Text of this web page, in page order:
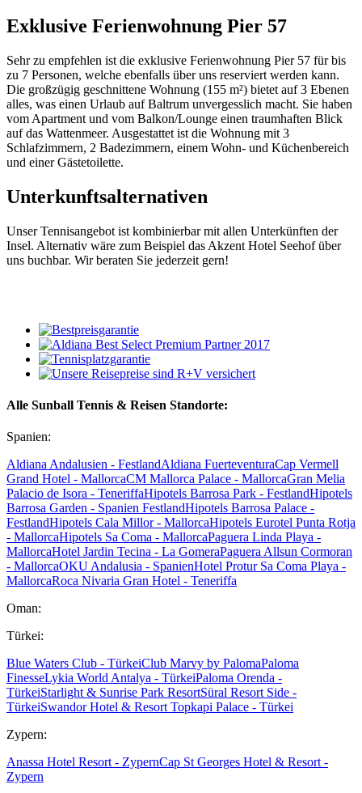
Exklusive Ferienwohnung Pier 57
Sehr zu empfehlen ist die exklusive Ferienwohnung Pier 57 für bis
zu 7 Personen, welche ebenfalls über uns reserviert werden kann.
Die großzügig geschnittene Wohnung (155 m²) bietet auf 3 Ebenen
alles, was einen Urlaub auf Baltrum unvergesslich macht. Sie haben
vom Apartment und vom Balkon/Lounge einen traumhaften Blick
auf das Wattenmeer. Ausgestattet ist die Wohnung mit 3
Schlafzimmern, 2 Badezimmern, einem Wohn- und Küchenbereich
und einer Gästetoilette.
Unterkunftsalternativen
Unser Tennisangebot ist kombinierbar mit allen Unterkünften der
Insel. Alternativ wäre zum Beispiel das Akzent Hotel Seehof über
uns buchbar. Wir beraten Sie jederzeit gern!
Alle Sunball Tennis & Reisen Standorte:
Spanien:
Aldiana Andalusien - FestlandAldiana FuerteventuraCap Vermell
Grand Hotel - MallorcaCM Mallorca Palace - MallorcaGran Melia
Palacio de Isora - TeneriffaHipotels Barrosa Park - FestlandHipotels
Barrosa Garden - Spanien FestlandHipotels Barrosa Palace -
FestlandHipotels Cala Millor - MallorcaHipotels Eurotel Punta Rotja
- MallorcaHipotels Sa Coma - MallorcaPaguera Linda Playa -
MallorcaHotel Jardin Tecina - La GomeraPaguera Allsun Cormoran
- MallorcaOKU Andalusia - SpanienHotel Protur Sa Coma Playa -
MallorcaRoca Nivaria Gran Hotel - Teneriffa
Oman:
Türkei:
Blue Waters Club - TürkeiClub Marvy by PalomaPaloma
FinesseLykia World Antalya - TürkeiPaloma Orenda -
TürkeiStarlight & Sunrise Park ResortSüral Resort Side -
TürkeiSwandor Hotel & Resort Topkapi Palace - Türkei
Zypern:
Anassa Hotel Resort - ZypernCap St Georges Hotel & Resort -
Zypern